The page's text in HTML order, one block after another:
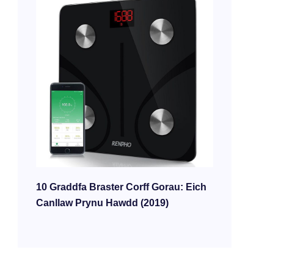
10 Graddfa Braster Corff Gorau: Eich
Canllaw Prynu Hawdd (2019)